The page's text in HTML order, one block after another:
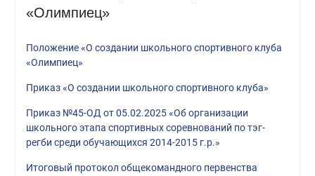
«Олимпиец»
Положение «О создании школьного спортивного клуба
«Олимпиец»
Приказ «О создании школьного спортивного клуба»
Приказ №45-ОД от 05.02.2025 «Об организации
школьного этапа спортивных соревнований по тэг-
регби среди обучающихся 2014-2015 г.р.»
Итоговый протокол общекомандного первенства